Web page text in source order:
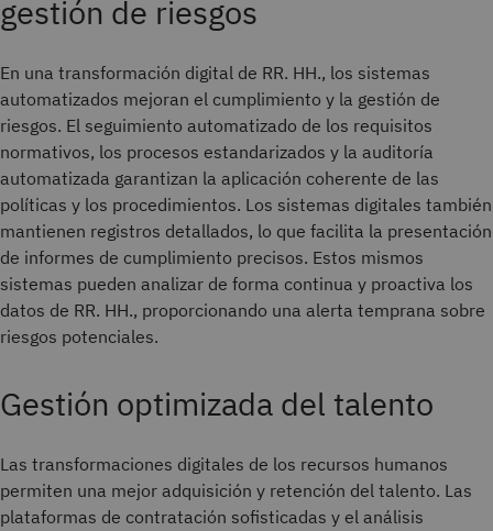
gestión de riesgos
En una transformación digital de RR. HH., los sistemas
automatizados mejoran el cumplimiento y la gestión de
riesgos. El seguimiento automatizado de los requisitos
normativos, los procesos estandarizados y la auditoría
automatizada garantizan la aplicación coherente de las
políticas y los procedimientos. Los sistemas digitales también
mantienen registros detallados, lo que facilita la presentación
de informes de cumplimiento precisos. Estos mismos
sistemas pueden analizar de forma continua y proactiva los
datos de RR. HH., proporcionando una alerta temprana sobre
riesgos potenciales.
Gestión optimizada del talento
Las transformaciones digitales de los recursos humanos
permiten una mejor adquisición y retención del talento. Las
plataformas de contratación sofisticadas y el análisis